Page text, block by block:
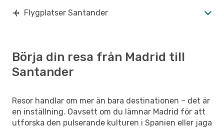
Flygplatser Santander
Börja din resa från Madrid till
Santander
Resor handlar om mer än bara destinationen – det är
en inställning. Oavsett om du lämnar Madrid för att
utforska den pulserande kulturen i Spanien eller jaga